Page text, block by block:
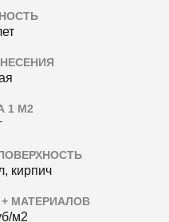
1 М2
кирпич
МАТЕРИАЛОВ
м2